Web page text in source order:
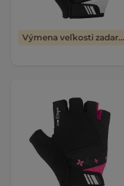
Výmena veľkosti zadarmo